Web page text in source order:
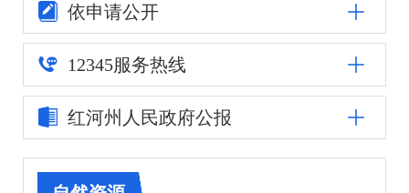
自然资源
公安司法
重点领域信息公开
依申请公开
12345服务热线
红河州人民政府公报